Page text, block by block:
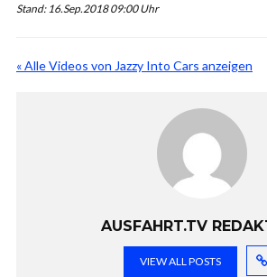
Stand: 16.Sep.2018 09:00 Uhr
« Alle Videos von Jazzy Into Cars anzeigen
AUSFAHRT.TV
VIEW ALL POSTS